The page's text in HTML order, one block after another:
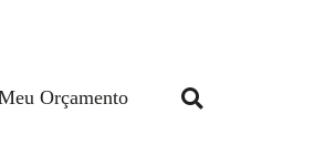
Orçamento